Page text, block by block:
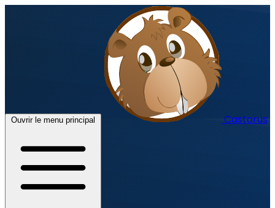
Ouvrir le menu principal Castorus